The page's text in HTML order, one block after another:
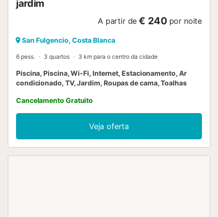
jardim
A partir de € 240 por noite
San Fulgencio, Costa Blanca
6 pess. 3 quartos 3 km para o centro da cidade
Piscina, Piscina, Wi-Fi, Internet, Estacionamento, Ar
condicionado, TV, Jardim, Roupas de cama, Toalhas
Cancelamento Gratuito
Veja oferta